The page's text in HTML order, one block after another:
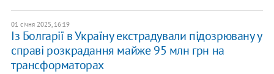
01 січня 2025, 16:19
​Із Болгарії в Україну екстрадували підозрювану у
справі розкрадання майже 95 млн грн на
трансформаторах